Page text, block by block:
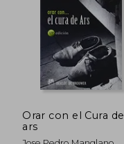
Orar con el Cura de
ars